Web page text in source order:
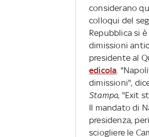
considerano
colloqui del
Repubblica si
dimissioni
presidente al
edicola .
dimissioni",
Stampa, "Exit
Il mandato di
presidenza,
sciogliere le